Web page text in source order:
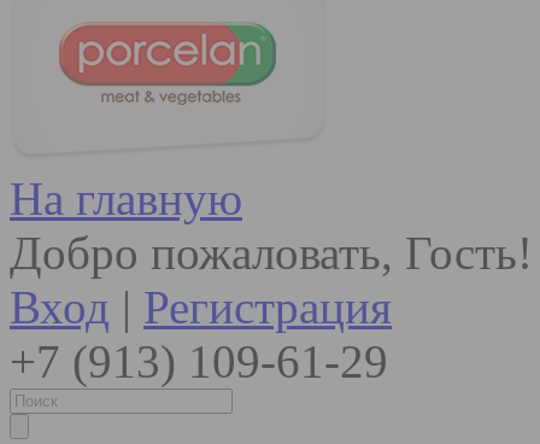
На главную
Добро пожаловать, Гость!
Вход | Регистрация
+7 (913) 109-61-29